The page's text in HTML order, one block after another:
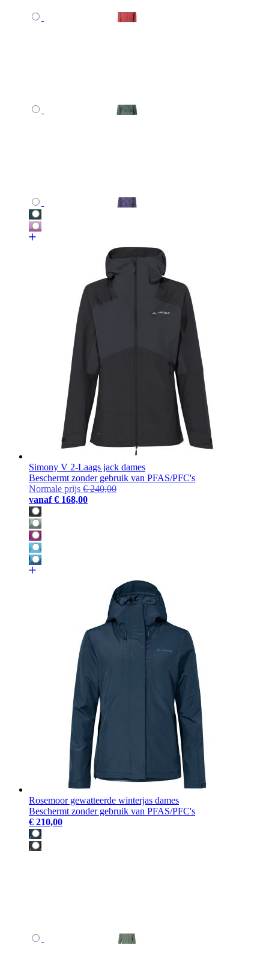
Simony V 2-Laags jack dames
Beschermt zonder gebruik van PFAS/PFC's
Normale prijs € 240,00
vanaf € 168,00
Rosemoor gewatteerde winterjas dames
Beschermt zonder gebruik van PFAS/PFC's
€ 210,00